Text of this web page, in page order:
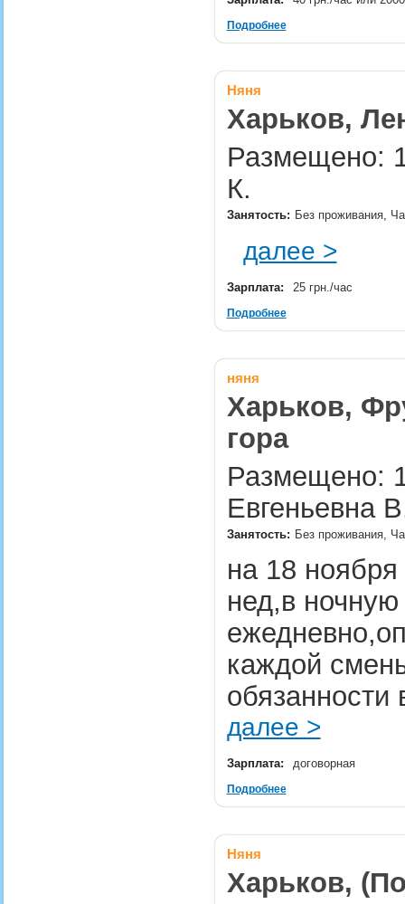
Подробнее
Няня
Харьков,
Размещено:
К.
Занятость: Без проживания,
далее >
Зарплата: 25 грн./час
Подробнее
няня
Харьков,
гора
Размещено:
Евгеньевна
Занятость: Без проживания,
на 18
нед,в
каждой
далее >
Зарплата: договорная
Подробнее
Няня
Харьков,